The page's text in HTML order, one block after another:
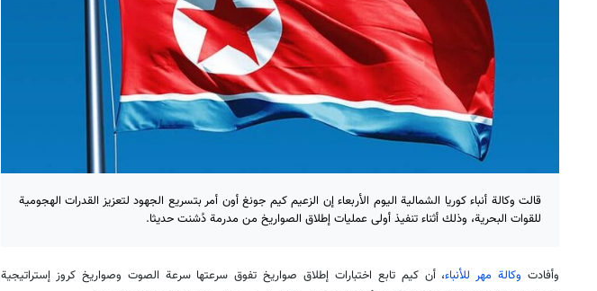
قالت وكالة أنباء كوريا الشمالية اليوم الأربعاء إن الزعيم كيم جونغ أون أمر بتسريع الجهود لتعزيز القدرات الهجومية
للقوات البحرية، وذلك أثناء تنفيذ أولى عمليات إطلاق الصواريخ من مدرمة دُشنت حديثا.
وأفادت وكالة مهر للأنباء، أن كيم تابع اختبارات إطلاق صواريخ تفوق سرعتها سرعة الصوت وصواريخ كروز إستراتيجية